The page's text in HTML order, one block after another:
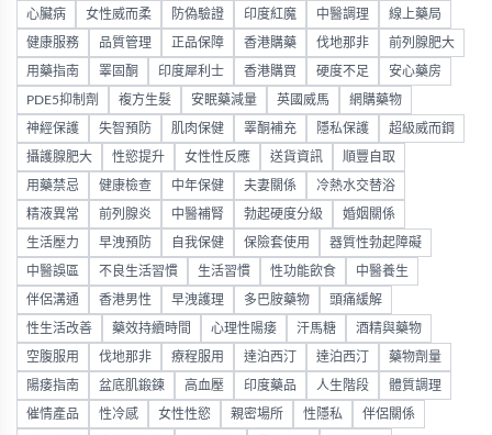
心臟病 女性威而柔 防偽驗證 印度紅魔 中醫調理 線上藥局
健康服務 品質管理 正品保障 香港購藥 伐地那非 前列腺肥大
用藥指南 睪固酮 印度犀利士 香港購買 硬度不足 安心藥房
PDE5抑制劑 複方生髮 安眠藥減量 英國威馬 網購藥物
神經保護 失智預防 肌肉保健 睪酮補充 隱私保護 超級威而鋼
攝護腺肥大 性慾提升 女性性反應 送貨資訊 順豐自取
用藥禁忌 健康檢查 中年保健 夫妻關係 冷熱水交替浴
精液異常 前列腺炎 中醫補腎 勃起硬度分級 婚姻關係
生活壓力 早洩預防 自我保健 保險套使用 器質性勃起障礙
中醫誤區 不良生活習慣 生活習慣 性功能飲食 中醫養生
伴侶溝通 香港男性 早洩護理 多巴胺藥物 頭痛緩解
性生活改善 藥效持續時間 心理性陽痿 汗馬糖 酒精與藥物
空腹服用 伐地那非 療程服用 達泊西汀 達泊西汀 藥物劑量
陽痿指南 盆底肌鍛鍊 高血壓 印度藥品 人生階段 體質調理
催情產品 性冷感 女性性慾 親密場所 性隱私 伴侶關係